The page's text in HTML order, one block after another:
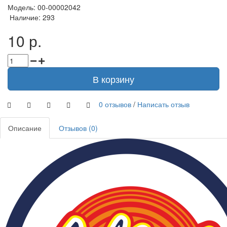
Модель: 00-00002042
Наличие: 293
10 р.
В корзину
0 отзывов / Написать отзыв
Описание Отзывов (0)